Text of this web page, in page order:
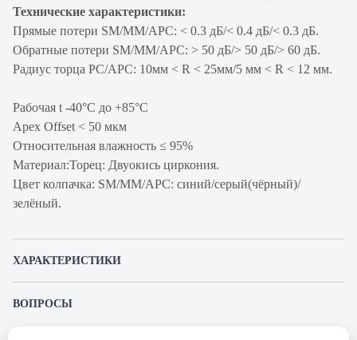
Технические характеристики:
Прямые потери SM/MM/APC: < 0.3 дБ/< 0.4 дБ/< 0.3 дБ.
Обратные потери SM/MM/APC: > 50 дБ/> 50 дБ/> 60 дБ.
Радиус торца PC/APC: 10мм < R < 25мм/5 мм < R < 12 мм.
Рабочая t -40°C дo +85°C
Apex Offset < 50 мкм
Относительная влажность ≤ 95%
Материал:Торец: Двуокись циркония.
Цвет колпачка: SM/MM/APC: синий/серый(чёрный)/
зелёный.
ХАРАКТЕРИСТИКИ
ВОПРОСЫ